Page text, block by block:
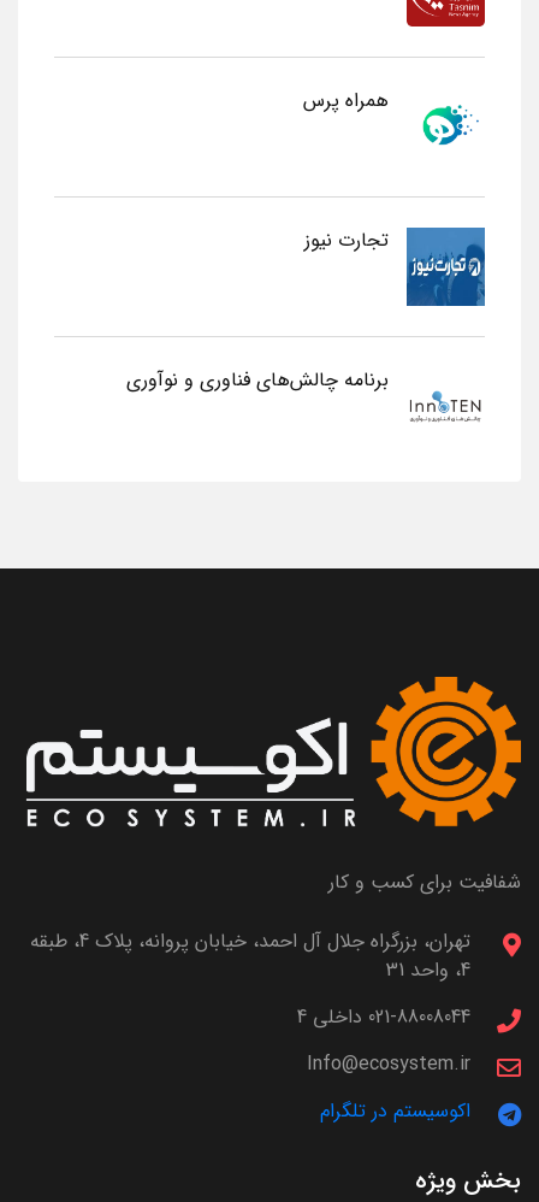
همراه پرس
تجارت نیوز
برنامه چالش‌های فناوری و نوآوری
شفافیت برای کسب و کار
تهران، بزرگراه جلال آل احمد، خیابان پروانه، پلاک 4، طبقه
4، واحد 31
021-88008044 داخلی 4
Info@ecosystem.ir
اکوسیستم در تلگرام
بخش ویژه